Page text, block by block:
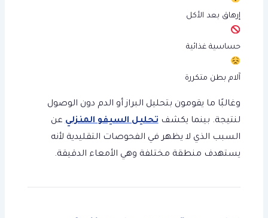
إرهاق بعد الأكل
حساسية غذائية
آلام بطن متكررة
وغالبًا ما يقومون بتحليل البراز أو الدم دون الوصول
لنتيجة. بينما يكشفتحليل السيفو المنزليعن
السبب الذي لا يظهر في الفحوصات التقليدية لأنه
يستهدف منطقة مختلفة وهي الأمعاء الدقيقة.